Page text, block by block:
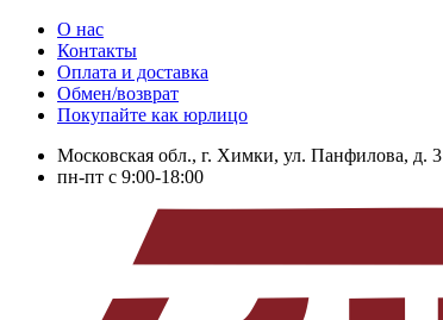
О нас
Контакты
Оплата и доставка
Обмен/возврат
Покупайте как юрлицо
Московская обл., г. Химки, ул. Панфилова, д. 3
пн-пт с 9:00-18:00